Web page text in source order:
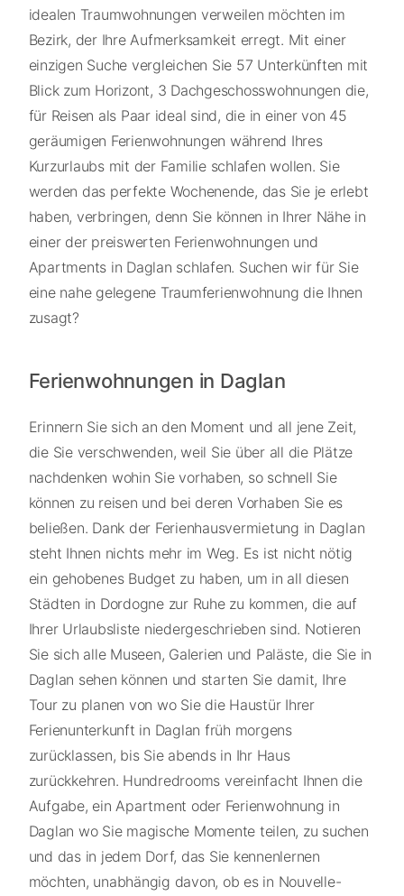
idealen Traumwohnungen verweilen möchten im
Bezirk, der Ihre Aufmerksamkeit erregt. Mit einer
einzigen Suche vergleichen Sie 57 Unterkünften mit
Blick zum Horizont, 3 Dachgeschosswohnungen die,
für Reisen als Paar ideal sind, die in einer von 45
geräumigen Ferienwohnungen während Ihres
Kurzurlaubs mit der Familie schlafen wollen. Sie
werden das perfekte Wochenende, das Sie je erlebt
haben, verbringen, denn Sie können in Ihrer Nähe in
einer der preiswerten Ferienwohnungen und
Apartments in Daglan schlafen. Suchen wir für Sie
eine nahe gelegene Traumferienwohnung die Ihnen
zusagt?
Ferienwohnungen in Daglan
Erinnern Sie sich an den Moment und all jene Zeit,
die Sie verschwenden, weil Sie über all die Plätze
nachdenken wohin Sie vorhaben, so schnell Sie
können zu reisen und bei deren Vorhaben Sie es
beließen. Dank der Ferienhausvermietung in Daglan
steht Ihnen nichts mehr im Weg. Es ist nicht nötig
ein gehobenes Budget zu haben, um in all diesen
Städten in Dordogne zur Ruhe zu kommen, die auf
Ihrer Urlaubsliste niedergeschrieben sind. Notieren
Sie sich alle Museen, Galerien und Paläste, die Sie in
Daglan sehen können und starten Sie damit, Ihre
Tour zu planen von wo Sie die Haustür Ihrer
Ferienunterkunft in Daglan früh morgens
zurücklassen, bis Sie abends in Ihr Haus
zurückkehren. Hundredrooms vereinfacht Ihnen die
Aufgabe, ein Apartment oder Ferienwohnung in
Daglan wo Sie magische Momente teilen, zu suchen
und das in jedem Dorf, das Sie kennenlernen
möchten, unabhängig davon, ob es in Nouvelle-